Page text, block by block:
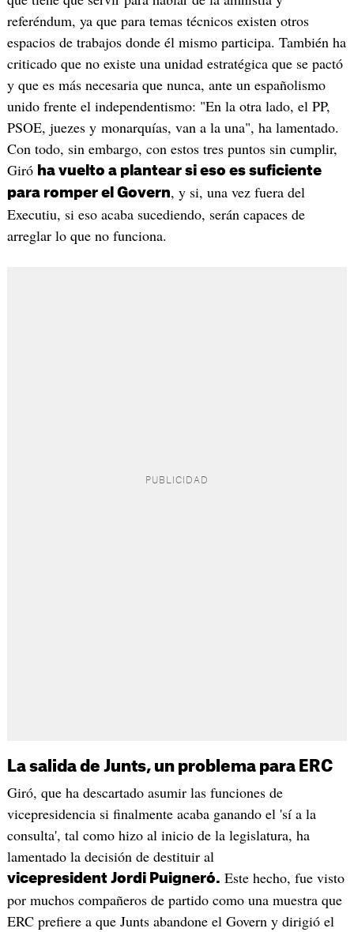
referéndum, ya que para temas técnicos existen otros
espacios de trabajos donde él mismo participa. También ha
criticado que no existe una unidad estratégica que se pactó
y que es más necesaria que nunca, ante un españolismo
unido frente el independentismo: "En la otra lado, el PP,
PSOE, juezes y monarquías, van a la una", ha lamentado.
Con todo, sin embargo, con estos tres puntos sin cumplir,
Giró ha vuelto a plantear si eso es suficiente
para romper el Govern, y si, una vez fuera del
Executiu, si eso acaba sucediendo, serán capaces de
arreglar lo que no funciona.
La salida de Junts, un problema para ERC
Giró, que ha descartado asumir las funciones de
vicepresidencia si finalmente acaba ganando el 'sí a la
consulta', tal como hizo al inicio de la legislatura, ha
lamentado la decisión de destituir al
vicepresident Jordi Puigneró. Este hecho, fue visto
por muchos compañeros de partido como una muestra que
ERC prefiere a que Junts abandone el Govern y dirigió el